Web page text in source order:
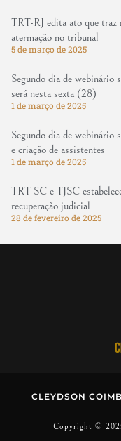
TRT-RJ edita ato que traz
atermação no tribunal
5 de março de 2025
Segundo dia de webinário
será nesta sexta (28)
1 de março de 2025
Segundo dia de webinário
e criação de assistentes
1 de março de 2025
TRT-SC e TJSC
recuperação judicial
28 de fevereiro de 2025
CLEYDSON
Copyright ©